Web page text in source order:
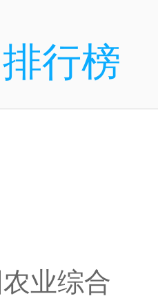
排行榜
业综合